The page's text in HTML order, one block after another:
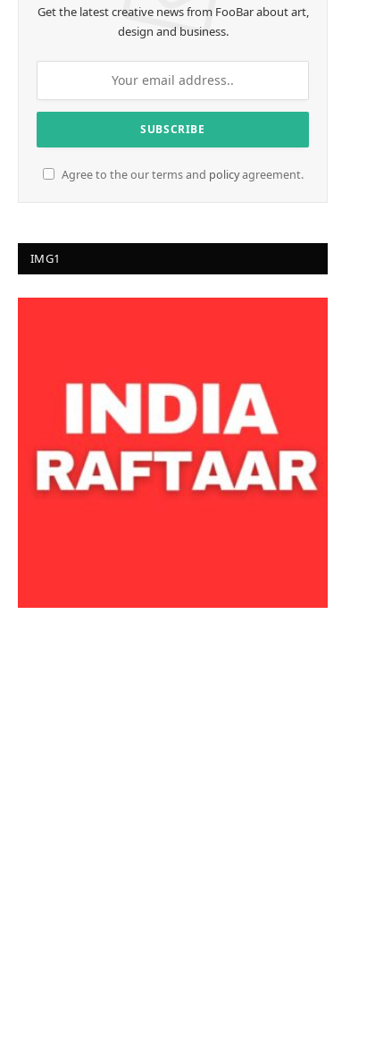
Get the latest creative news from FooBar about art,
design and business.
Agree to the our terms and policyagreement.
IMG1